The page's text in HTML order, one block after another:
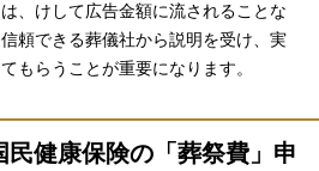
、けして広告金額に流されることな
頼できる葬儀社から説明を受け、実
もらうことが重要になります。
健康保険の「葬祭費」申